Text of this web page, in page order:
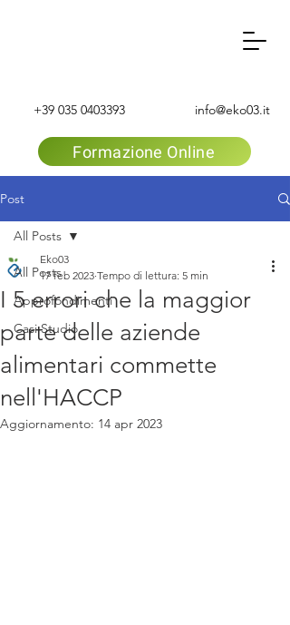
+39 035 0403393 info@eko03.it
Formazione Online
Post
All Posts
Approfondimenti
Casi Studio
All Posts
I 5 errori che la maggior
parte delle aziende
alimentari commette
nell'HACCP
Eko03
17 feb 2023 Tempo di lettura: 5 min
Aggiornamento: 14 apr 2023